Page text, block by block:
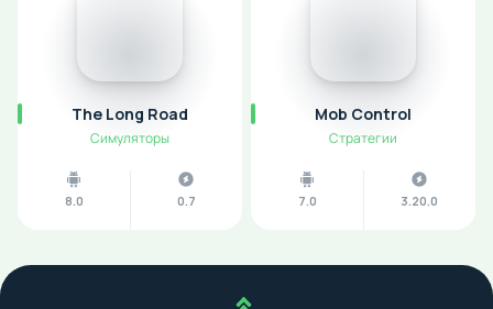
The Long Road
Симуляторы
8.0 0.7
Mob Control
Стратегии
7.0 3.20.0